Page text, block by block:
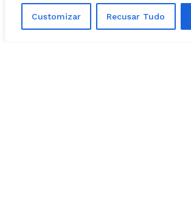
Customizar Recusar Tudo
Grupo de Ação e Resposta
estão atuando 24h e já evitaram